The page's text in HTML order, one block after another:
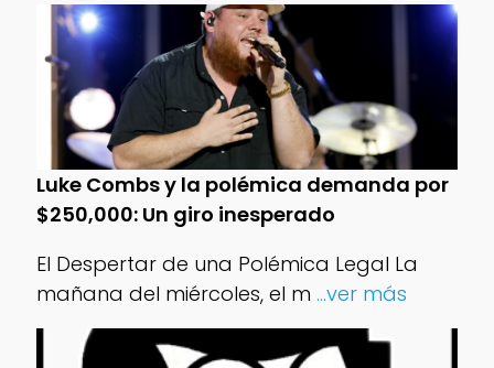
Luke Combs y la polémica demanda por
$250,000: Un giro inesperado
El Despertar de una Polémica Legal La
mañana del miércoles, el m ...ver más